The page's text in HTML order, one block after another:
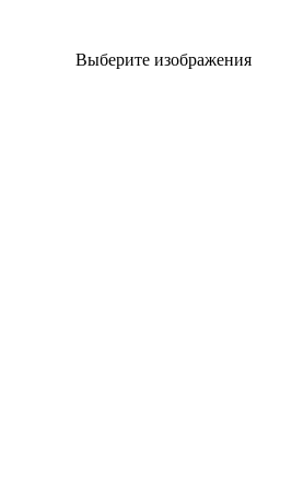
Выберите изображения